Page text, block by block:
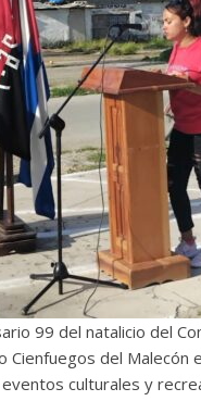
99 del natalicio del
Cienfuegos del
culturales y